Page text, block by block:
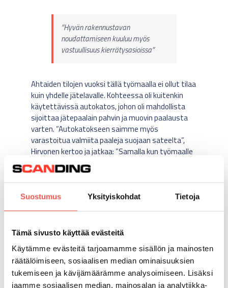
Suostumus Yksityiskohdat Tietoja
Tämä sivusto käyttää evästeitä
Käytämme evästeitä tarjoamamme sisällön ja mainosten
räätälöimiseen, sosiaalisen median ominaisuuksien
tukemiseen ja kävijämäärämme analysoimiseen. Lisäksi
jaamme sosiaalisen median, mainosalan ja analytiikka-
”Hyvän rakennustavan
noudattamiseen kuuluu myös
vastuullisuus kierrätysasioissa”
Ahtaiden tilojen vuoksi tällä työmaalla ei ollut tilaa
kuin yhdelle jätelavalle. Kohteessa oli kuitenkin
käytettävissä autokatos, johon oli mahdollista
sijoittaa jätepaalain pahvin ja muovin paalausta
varten. ”Autokatokseen saimme myös
varastoitua valmiita paaleja suojaan sateelta”,
Hirvonen kertoo ja jatkaa: ”Samalla kun työmaalle
tuli lisää materiaalia, tärkeässä roolissa ketjussa
ollut kuljetuskumppanimme
paluulogistiikassa paalit mukanaan. Näin jätteen
takia ei tarvinnut ajaa varta vasten ollenkaan.
Säästö jätekustannuksissa 8-9 kuukauden aikana
”Säästö jätekustannuksissa 8-9
kuukauden aikana oli yli kymmenen
tuhatta euroa.”